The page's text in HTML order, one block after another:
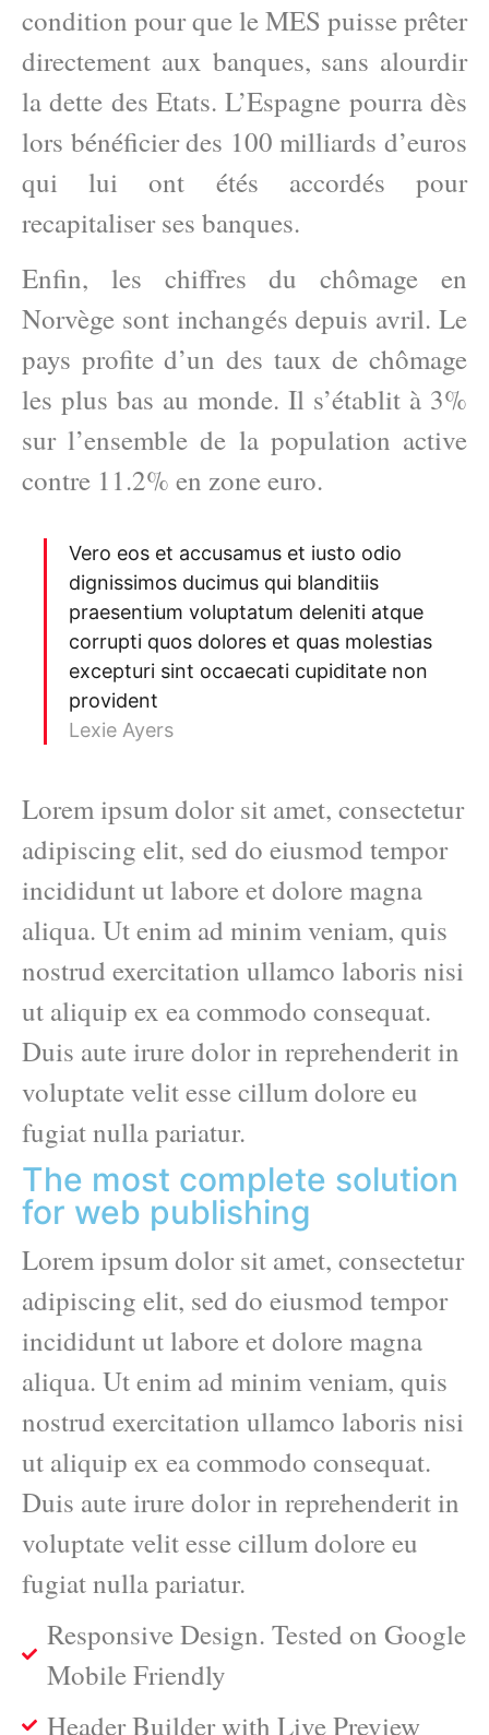
condition pour que le MES puisse prêter
directement aux banques, sans alourdir
la dette des Etats. L’Espagne pourra dès
lors bénéficier des 100 milliards d’euros
qui lui ont étés accordés pour
recapitaliser ses banques.
Enfin, les chiffres du chômage en
Norvège sont inchangés depuis avril. Le
pays profite d’un des taux de chômage
les plus bas au monde. Il s’établit à 3%
sur l’ensemble de la population active
contre 11.2% en zone euro.
Vero eos et accusamus et iusto odio
dignissimos ducimus qui blanditiis
praesentium voluptatum deleniti atque
corrupti quos dolores et quas molestias
excepturi sint occaecati cupiditate non
provident
Lexie Ayers
Lorem ipsum dolor sit amet, consectetur
adipiscing elit, sed do eiusmod tempor
incididunt ut labore et dolore magna
aliqua. Ut enim ad minim veniam, quis
nostrud exercitation ullamco laboris nisi
ut aliquip ex ea commodo consequat.
Duis aute irure dolor in reprehenderit in
voluptate velit esse cillum dolore eu
fugiat nulla pariatur.
The most complete solution
for web publishing
Lorem ipsum dolor sit amet, consectetur
adipiscing elit, sed do eiusmod tempor
incididunt ut labore et dolore magna
aliqua. Ut enim ad minim veniam, quis
nostrud exercitation ullamco laboris nisi
ut aliquip ex ea commodo consequat.
Duis aute irure dolor in reprehenderit in
voluptate velit esse cillum dolore eu
fugiat nulla pariatur.
Responsive Design. Tested on Google
Mobile Friendly
Header Builder with Live Preview